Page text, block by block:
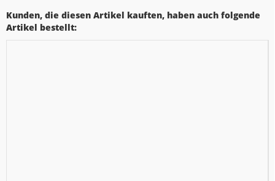
Kunden, die diesen Artikel kauften, haben auch folgende
Artikel bestellt: